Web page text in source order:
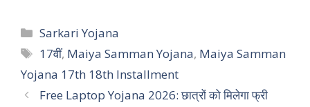
Categories
Sarkari Yojana
Tags
17वीं, Maiya Samman Yojana, Maiya Samman
Yojana 17th 18th Installment
Free Laptop Yojana 2026: छात्रों को मिलेगा फ्री